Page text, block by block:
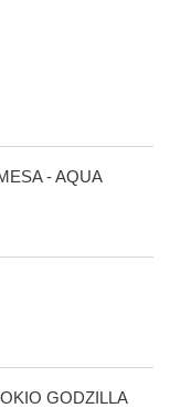
- AQUA
GODZILLA